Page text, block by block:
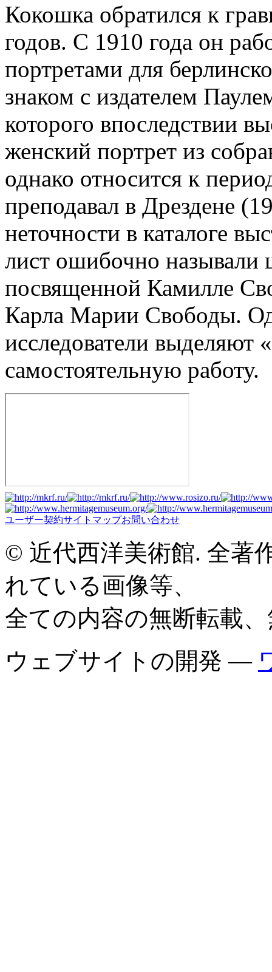
Кокошка обратился к
годов. С 1910 года он
портретами для
знаком с издателем
которого впоследствии
женский портрет из
однако относится к
преподавал в Дрездене
неточности в каталоге
лист ошибочно
посвященной Камилле
Карла Марии Свободы.
исследователи выделяют
самостоятельную работу.
ユーザー契約サイトマップお問い合わせ
© 近代西洋美術館. 全著
れている画像等、
全ての内容の無断転載
ウェブサイトの開発 —